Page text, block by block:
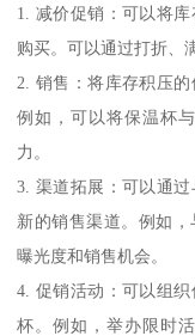
1. 减价促销：可以将
购买。可以通过打折、
2. 销售：将库存积压
例如，可以将保温杯
力。
3. 渠道拓展：可以通
新的销售渠道。例如
曝光度和销售机会。
4. 促销活动：可以组
杯。例如，举办限时